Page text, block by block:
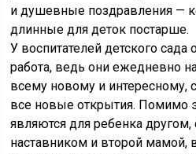
и душевные поздравления —
длинные для деток постарше.
У воспитателей детского сада
работа, ведь они ежедневно
всему новому и
все новые открытия. Помимо
являются для ребенка другом,
наставником и второй мамой,